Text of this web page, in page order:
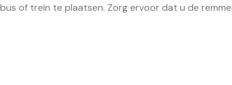
of trein te plaatsen. Zorg ervoor dat u de